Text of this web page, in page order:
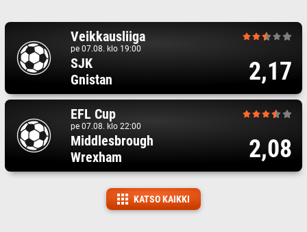
Veikkausliiga
pe 07.08. klo 19:00
SJK
Gnistan
2,17
EFL Cup
pe 07.08. klo 22:00
Middlesbrough
Wrexham
2,08
KATSO KAIKKI